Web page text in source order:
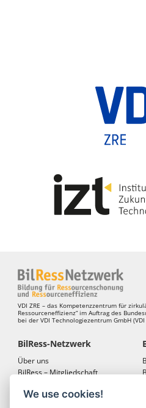
We use cookies!
VDI ZRE – das Kompetenzzentrum für
Ressourceneffizienz“ im Auftrag des
bei der VDI Technologiezentrum GmbH
BilRess-Netzwerk
Über uns
BilRess – Mitgliedschaft